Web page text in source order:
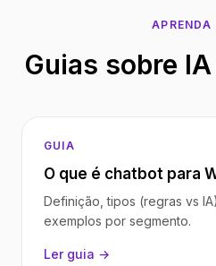
APRENDA
Guias sobre
GUIA
O que é chatbot para
Definição, tipos (regras vs
exemplos por segmento.
Ler guia →